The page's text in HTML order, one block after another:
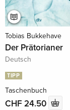
Tobias Bukkehave
Der Prätorianer
Deutsch
TIPP
Taschenbuch
CHF 24.50